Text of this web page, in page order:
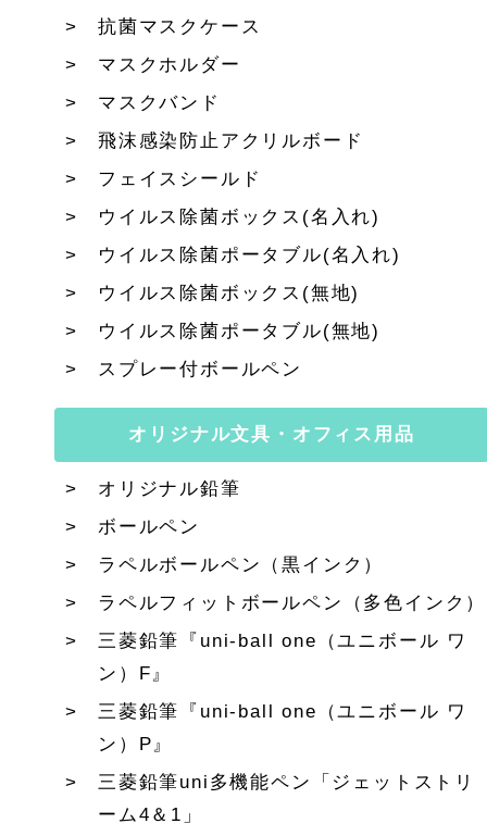
抗菌マスクケース
マスクホルダー
マスクバンド
飛沫感染防止アクリルボード
フェイスシールド
ウイルス除菌ボックス(名入れ)
ウイルス除菌ポータブル(名入れ)
ウイルス除菌ボックス(無地)
ウイルス除菌ポータブル(無地)
スプレー付ボールペン
オリジナル文具・オフィス用品
オリジナル鉛筆
ボールペン
ラペルボールペン（黒インク）
ラペルフィットボールペン（多色インク）
三菱鉛筆『uni-ball one（ユニボール ワ
ン）F』
三菱鉛筆『uni-ball one（ユニボール ワ
ン）P』
三菱鉛筆uni多機能ペン「ジェットストリ
ーム4＆1」